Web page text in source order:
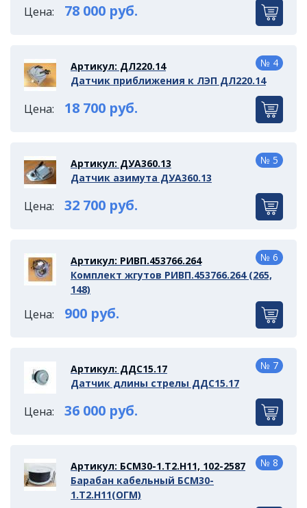
Цена: 78 000 руб.
Артикул: ДЛ220.14
Датчик приближения к ЛЭП ДЛ220.14
Цена: 18 700 руб.
№ 4
Артикул: ДУА360.13
Датчик азимута ДУА360.13
Цена: 32 700 руб.
№ 5
Артикул: РИВП.453766.264
Комплект жгутов РИВП.453766.264 (265,
148)
Цена: 900 руб.
№ 6
Артикул: ДДС15.17
Датчик длины стрелы ДДС15.17
Цена: 36 000 руб.
№ 7
Артикул: БСМ30-1.Т2.Н11, 102-2587
Барабан кабельный БСМ30-
1.Т2.Н11(ОГМ)
№ 8